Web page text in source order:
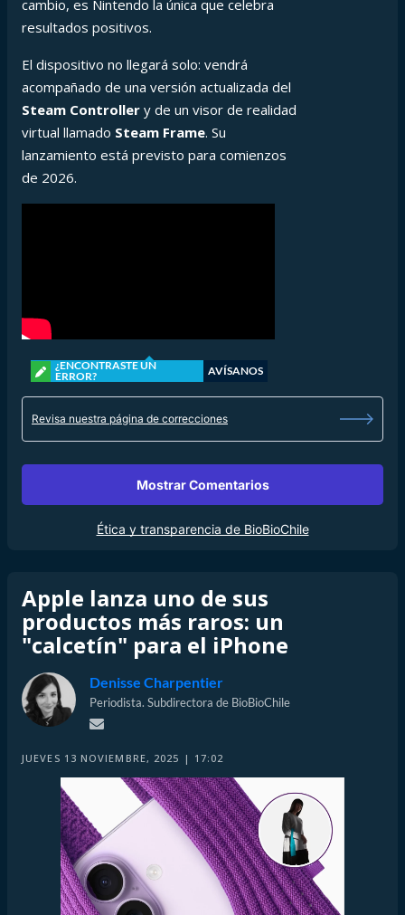
cambio, es Nintendo la única que celebra
resultados positivos.
El dispositivo no llegará solo: vendrá
acompañado de una versión actualizada del
Steam Controller y de un visor de realidad
virtual llamado Steam Frame. Su
lanzamiento está previsto para comienzos
de 2026.
¿ENCONTRASTE UN
ERROR?
AVÍSANOS
Revisa nuestra página de correcciones
Mostrar Comentarios
Ética y transparencia de BioBioChile
Apple lanza uno de sus
productos más raros: un
"calcetín" para el iPhone
Denisse Charpentier
Periodista. Subdirectora de BioBioChile
JUEVES 13 NOVIEMBRE, 2025 | 17:02